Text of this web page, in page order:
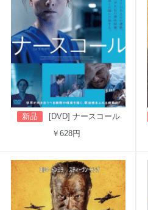
新品
[DVD] ナースコール
￥628円